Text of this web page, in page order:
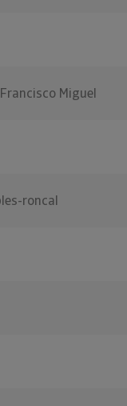
Miguel
roncal